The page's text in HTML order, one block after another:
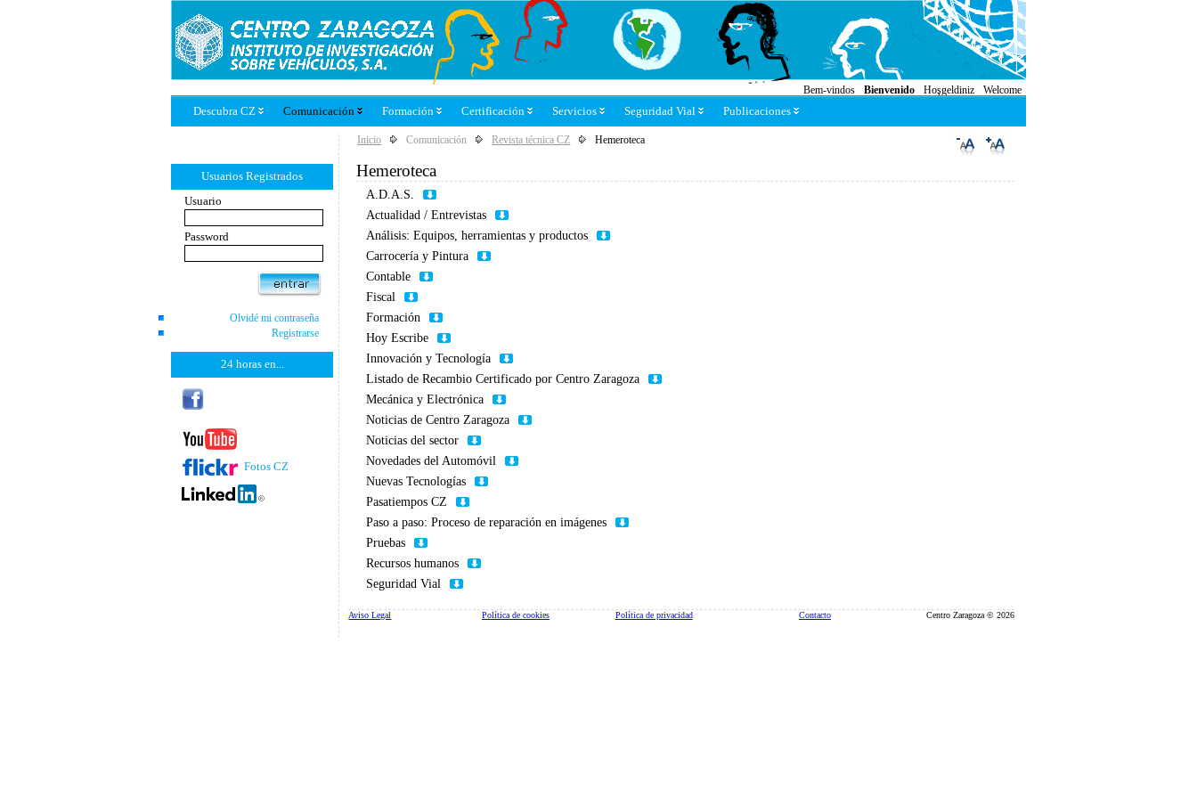
Welcome
Hoşgeldiniz
Bienvenido
Bem-vindos
Descubra CZ Comunicación Formación Certificación Servicios Seguridad Vial Publicaciones
Usuarios Registrados
Usuario
Password
Olvidé mi contraseña
Registrarse
24 horas en...
Fotos CZ
Inicio Comunicación Revista técnica CZ Hemeroteca
Hemeroteca
A.D.A.S.
Actualidad / Entrevistas
Análisis: Equipos, herramientas y productos
Carrocería y Pintura
Contable
Fiscal
Formación
Hoy Escribe
Innovación y Tecnología
Listado de Recambio Certificado por Centro Zaragoza
Mecánica y Electrónica
Noticias de Centro Zaragoza
Noticias del sector
Novedades del Automóvil
Nuevas Tecnologías
Pasatiempos CZ
Paso a paso: Proceso de reparación en imágenes
Pruebas
Recursos humanos
Seguridad Vial
Aviso Legal Política de cookies Política de privacidad Contacto Centro Zaragoza © 2026